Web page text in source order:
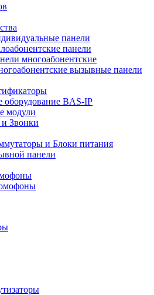
панели
панели
многоабонентские
вызывные панели
оборудование BAS-IP
модули
Звонки
и Блоки питания
панели